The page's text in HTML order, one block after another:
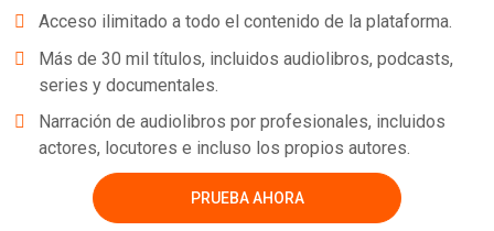
Acceso ilimitado a todo el contenido de la plataforma.
Más de 30 mil títulos, incluidos audiolibros, podcasts,
series y documentales.
Narración de audiolibros por profesionales, incluidos
actores, locutores e incluso los propios autores.
PRUEBA AHORA